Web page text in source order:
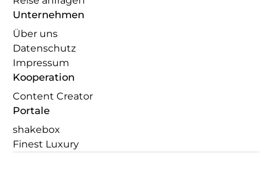
Unternehmen
Über uns
Datenschutz
Impressum
Kooperation
Content Creator
Portale
shakebox
Finest Luxury